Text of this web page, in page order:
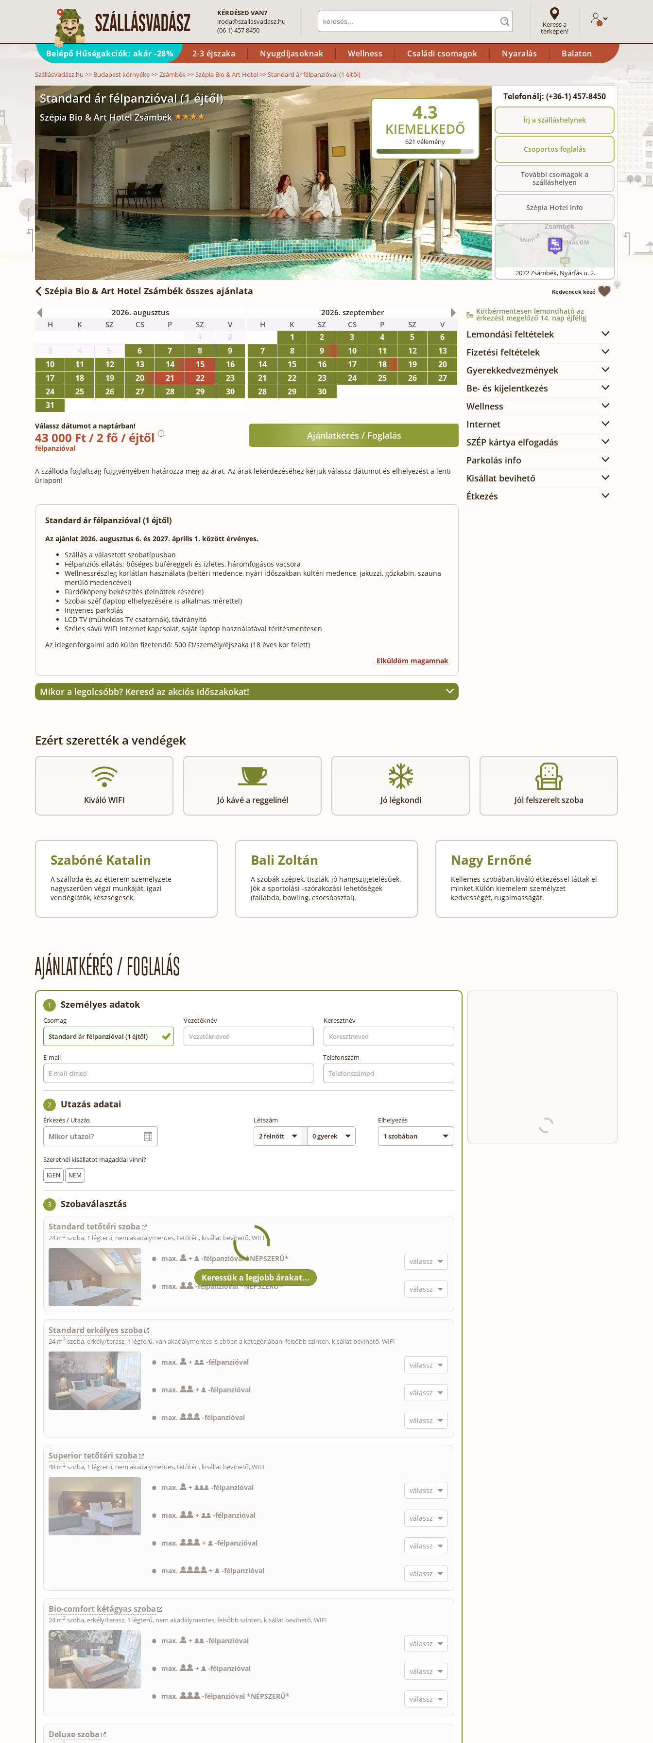
KÉRDÉSED VAN?
iroda@szallasvadasz.hu
(06 1) 457 8450
Keress a
térképen!
Belépő Hűségakciók: akár -28% 2-3 éjszaka Nyugdíjasoknak Wellness Családi csomagok Nyaralás Balaton
SzállásVadász.hu >> Budapest környéke>>Zsámbék>>Szépia Bio & Art Hotel>>Standard ár félpanzióval (1 éjtől)
Standard ár félpanzióval (1 éjtől)
Szépia Bio & Art Hotel Zsámbék 4.3
KIEMELKEDŐ
621 vélemény
Telefonálj: (+36-1) 457-8450
Írj a szálláshelynek
Csoportos foglalás
További csomagok a
szálláshelyen
Szépia Hotel info
2072Zsámbék, Nyárfás u. 2.
Szépia Bio & Art Hotel Zsámbék összes ajánlata Kedvencek közé
2026. augusztus
H
K SZ CS P SZ V
1
2
3
4 5 6 7 8
9
10
11 12 13 14 15
16
17
18 19 20 21 22
23
24
25 26 27 28 29
30
31
2026. szeptember
H
K SZ CS P SZ V
1 2 3 4 5
6
7
8 9 10 11 12
13
14
15 16 17 18 19
20
21
22 23 24 25 26
27
28
29 30
2026. október
CS
5
6 7
12
13 14 15 16
19
20 21 22 23
26
27 28
Válassz dátumot a naptárban!
43 000 Ft / 2 fő / éjtől
félpanzióval
Ajánlatkérés / Foglalás
A szálloda foglaltság függvényében határozza meg az árat. Az árak lekérdezéséhez kérjük válassz dátumot és elhelyezést a lenti
űrlapon!
Standard ár félpanzióval (1 éjtől)
Az ajánlat 2026. augusztus 6. és 2027. április 1. között érvényes.
Szállás a választott szobatípusban
Félpanziós ellátás: bőséges büféreggeli és ízletes, háromfogásos vacsora
Wellnessrészleg korlátlan használata (beltéri medence, nyári időszakban kültéri medence, jakuzzi, gőzkabin, szauna
merülő medencével)
Fürdőköpeny bekészítés (felnőttek részére)
Szobai széf (laptop elhelyezésére is alkalmas mérettel)
Ingyenes parkolás
LCD TV (műholdas TV csatornák), távirányító
Széles sávú WIFI Internet kapcsolat, saját laptop használatával térítésmentesen
Az idegenforgalmi adó külön fizetendő: 500 Ft/személy/éjszaka (18 éves kor felett)
Elküldöm magamnak
Mikor a legolcsóbb? Keresd az akciós időszakokat!
Kötbérmentesen lemondható az
érkezést megelőző 14. nap éjfélig
Lemondási feltételek
Fizetési feltételek
Gyerekkedvezmények
Be- és kijelentkezés
Wellness
Internet
SZÉP kártya elfogadás
Parkolás info
Kisállat bevihető
Étkezés
Ezért szerették a vendégek
Kiváló WIFI Jó kávé a reggelinél Jó légkondi Jól felszerelt szoba
Szabóné Katalin
A szálloda és az étterem személyzete
nagyszerűen végzi munkáját, igazi
vendéglátók, készségesek.
Bali Zoltán
A szobák szépek, tiszták, jó hangszigetelésűek.
Jók a sportolási -szórakozási lehetőségek
(fallabda, bowling, csocsóasztal).
Nagy Ernőné
Kellemes szobában,kiváló étkezéssel láttak el
minket.Külön kiemelem személyzet
kedvességét, rugalmasságát.
AJÁNLATKÉRÉS / FOGLALÁS
1 Személyes adatok
Csomag
Standard ár félpanzióval (1 éjtől)
Vezetéknév Keresztnév
E-mail Telefonszám
2 Utazás adatai
Érkezés / Utazás Létszám Elhelyezés
Szeretnél kisállatot magaddal vinni?
IGEN NEM
3 Szobaválasztás
Standard tetőtéri szoba
24 m2 szoba, 1 légterű, nem akadálymentes, tetőtéri, kisállat bevihető, WIFI
max. + -félpanzióval *NÉPSZERŰ*
max. -félpanzióval *NÉPSZERŰ*
Standard erkélyes szoba
24 m2 szoba, erkély/terasz, 1 légterű, van akadálymentes is ebben a kategóriában, felsőbb szinten, kisállat bevihető, WIFI
max. + -félpanzióval
max. + -félpanzióval
max. -félpanzióval
Superior tetőtéri szoba
48 m2 szoba, 1 légterű, nem akadálymentes, tetőtéri, kisállat bevihető, WIFI
max. + -félpanzióval
max. + -félpanzióval
max. + -félpanzióval
max. + -félpanzióval
Bio-comfort kétágyas szoba
24 m2 szoba, erkély/terasz, 1 légterű, nem akadálymentes, felsőbb szinten, kisállat bevihető, WIFI
max. + -félpanzióval
max. + -félpanzióval
max. -félpanzióval *NÉPSZERŰ*
Deluxe szoba